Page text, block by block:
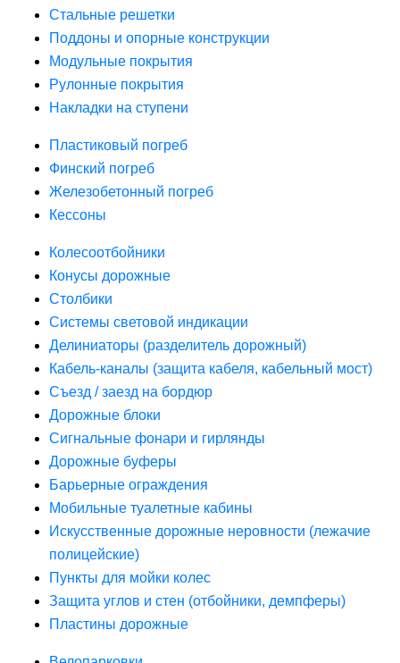
Стальные решетки
Поддоны и опорные конструкции
Модульные покрытия
Рулонные покрытия
Накладки на ступени
Пластиковый погреб
Финский погреб
Железобетонный погреб
Кессоны
Колесоотбойники
Конусы дорожные
Столбики
Системы световой индикации
Делиниаторы (разделитель дорожный)
Кабель-каналы (защита кабеля, кабельный мост)
Съезд / заезд на бордюр
Дорожные блоки
Сигнальные фонари и гирлянды
Дорожные буферы
Барьерные ограждения
Мобильные туалетные кабины
Искусственные дорожные неровности (лежачие
полицейские)
Пункты для мойки колес
Защита углов и стен (отбойники, демпферы)
Пластины дорожные